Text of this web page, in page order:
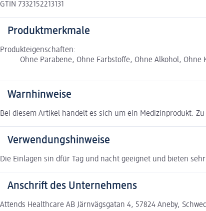
GTIN 7332152213131
Produktmerkmale
Produkteigenschaften:
Ohne Parabene, Ohne Farbstoffe, Ohne Alkohol,
Warnhinweise
Bei diesem Artikel handelt es sich um ein Medizinprodukt.
Verwendungshinweise
Die Einlagen sin dfür Tag und nacht geeignet und bieten
Anschrift des Unternehmens
Attends Healthcare AB Järnvägsgatan 4, 57824 Aneby,